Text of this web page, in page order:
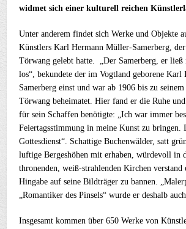
widmet sich einer kulturell reichen
Unter anderem findet sich Werke und Objekte
Künstlers Karl Hermann Müller-Samerberg,
Törwang gelebt hatte. „Der Samerberg, er
los“, bekundete der im Vogtland geborene
Samerberg einst und war ab 1906 bis zu seinem
Törwang beheimatet. Hier fand er die Ruhe
für sein Schaffen benötigte: „Ich war immer
Feiertagsstimmung in meine Kunst zu bringen.
Gottesdienst“. Schattige Buchenwälder, satt
luftige Bergeshöhen mit erhaben, würdevoll in
thronenden, weiß-strahlenden Kirchen
Hingabe auf seine Bildträger zu bannen.
„Romantiker des Pinsels“ wurde er deshalb
Insgesamt kommen über 650 Werke von